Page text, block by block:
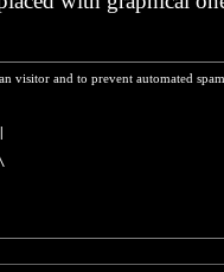
visitor and to prevent automated